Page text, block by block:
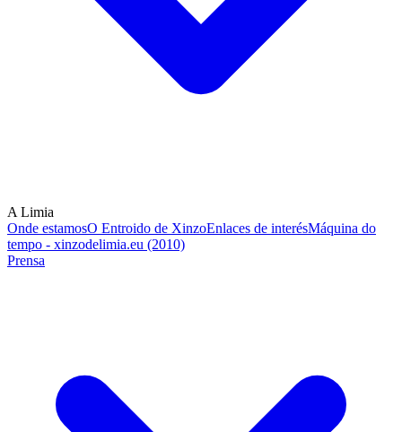
A Limia
Onde estamosO Entroido de XinzoEnlaces de interésMáquina do
tempo - xinzodelimia.eu (2010)
Prensa